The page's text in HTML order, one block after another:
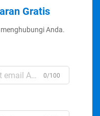
Gratis
Anda.
0/100